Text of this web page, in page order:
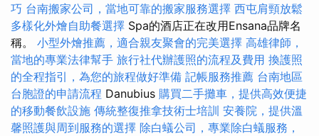
巧 台南搬家公司，當地可靠的搬家服務選擇 西屯肩頸放鬆
多樣化外燴自助餐選擇 Spa的酒店正在改用Ensana品牌名
稱。 小型外燴推薦，適合親友聚會的完美選擇 高雄律師，
當地的專業法律幫手 旅行社代辦護照的流程及費用 換護照
的全程指引，為您的旅程做好準備 記帳服務推薦 台南地區
台胞證的申請流程 Danubius 購買二手攤車，提供高效便捷
的移動餐飲設施 傳統整復推拿技術士培訓 安養院，提供溫
馨照護與周到服務的選擇 除白蟻公司，專業除白蟻服務，